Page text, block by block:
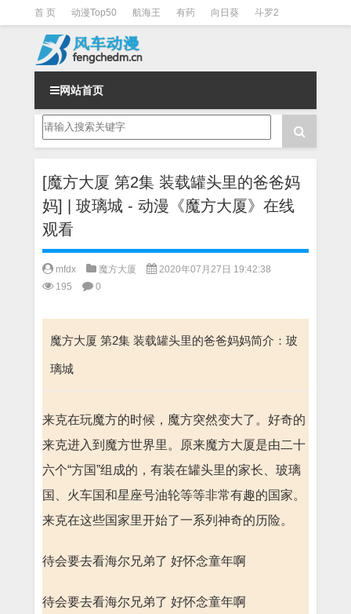
首 页 动漫Top50 航海王 有药 向日葵 斗罗2
斗罗3 火影 一拳超人
网站首页
[魔方大厦 第2集 装载罐头里的爸爸妈
妈] | 玻璃城 - 动漫《魔方大厦》在线
观看
mfdx 魔方大厦
2020年07月27日 19:42:38
195
0
魔方大厦 第2集 装载罐头里的爸爸妈妈简介：玻
璃城
来克在玩魔方的时候，魔方突然变大了。好奇的
来克进入到魔方世界里。原来魔方大厦是由二十
六个“方国”组成的，有装在罐头里的家长、玻璃
国、火车国和星座号油轮等等非常有趣的国家。
来克在这些国家里开始了一系列神奇的历险。
待会要去看海尔兄弟了 好怀念童年啊
待会要去看海尔兄弟了 好怀念童年啊